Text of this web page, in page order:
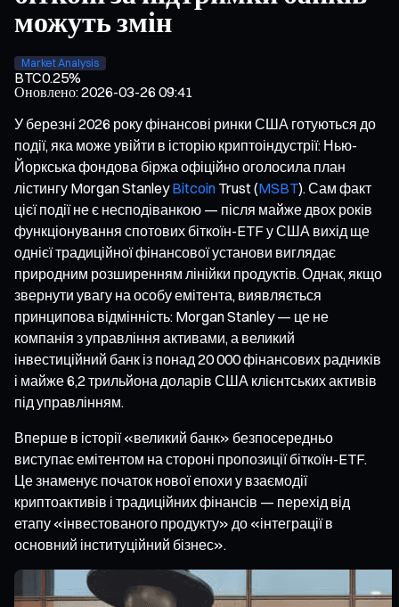
можуть змін
Market Analysis
BTC0.25%
Оновлено:2026-03-26 09:41
У березні 2026 року фінансові ринки США готуються до
події, яка може увійти в історію криптоіндустрії: Нью-
Йоркська фондова біржа офіційно оголосила план
лістингу Morgan StanleyBitcoin Trust (MSBT). Сам факт
цієї події не є несподіванкою — після майже двох років
функціонування спотових біткоїн-ETF у США вихід ще
однієї традиційної фінансової установи виглядає
природним розширенням лінійки продуктів. Однак, якщо
звернути увагу на особу емітента, виявляється
принципова відмінність: Morgan Stanley — це не
компанія з управління активами, а великий
інвестиційний банк із понад 20 000 фінансових радників
і майже 6,2 трильйона доларів США клієнтських активів
під управлінням.
Вперше в історії «великий банк» безпосередньо
виступає емітентом на стороні пропозиції біткоїн-ETF.
Це знаменує початок нової епохи у взаємодії
криптоактивів і традиційних фінансів — перехід від
етапу «інвестованого продукту» до «інтеграції в
основний інституційний бізнес».